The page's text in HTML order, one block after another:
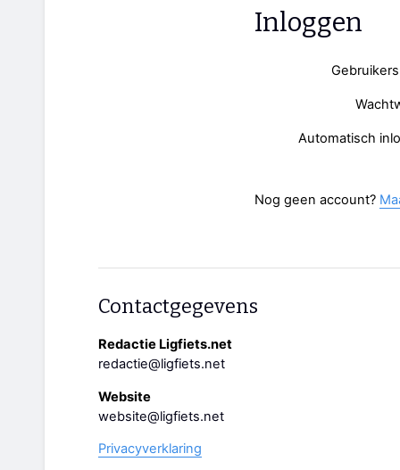
Inloggen
Automatisch
Nog geen account?
Contactgegevens
Redactie Ligfiets.net
redactie@ligfiets.net
Website
website@ligfiets.net
Privacyverklaring